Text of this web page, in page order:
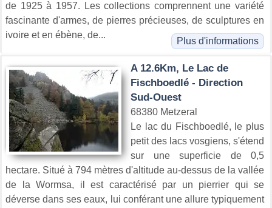
de 1925 à 1957. Les collections comprennent une variété
fascinante d'armes, de pierres précieuses, de sculptures en
ivoire et en ébène, de...
Plus d'informations
A 12.6Km, Le Lac de
Fischboedlé - Direction
Sud-Ouest
68380 Metzeral
Le lac du Fischboedlé, le plus
petit des lacs vosgiens, s'étend
sur une superficie de 0,5
hectare. Situé à 794 mètres d'altitude au-dessus de la vallée
de la Wormsa, il est caractérisé par un pierrier qui se
déverse dans ses eaux, lui conférant une allure typiquement